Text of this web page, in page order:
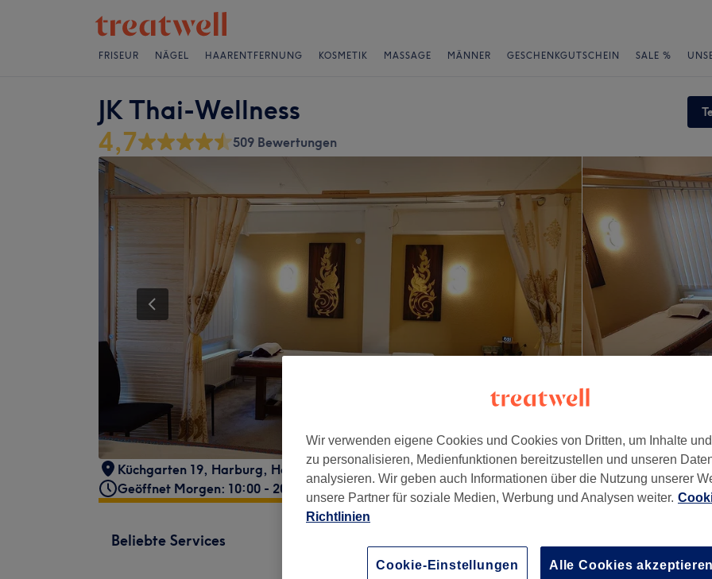
FRISEUR NÄGEL HAARENTFERNUNG KOSMETIK MASSAGE MÄNNER GESCHENKGUTSCHEIN SALE %
JK Thai-Wellness
4,7 509 Bewertungen
Küchgarten 19, Harburg, Hamburg , 21073
Geöffnet Morgen: 10:00 - 20:30
Beliebte Services
30 Min. - 1 Std.Details anzeigen
Wir verwenden eigene Cookies und Cookies von Dritten, um Inhalte
zu personalisieren, Medienfunktionen bereitzustellen und unseren
analysieren. Wir geben auch Informationen über die Nutzung unserer
unsere Partner für soziale Medien, Werbung und Analysen weiter.
Richtlinien
Cookie-Einstellungen Alle Cookies akzeptieren